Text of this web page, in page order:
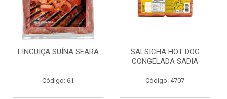
LINGUIÇA SUÍNA SEARA
Código: 61
SALSICHA HOT DOG
CONGELADA SADIA
Código: 4707